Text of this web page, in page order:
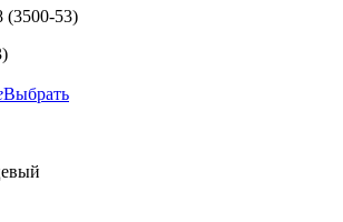
(3500-53)
Выбрать